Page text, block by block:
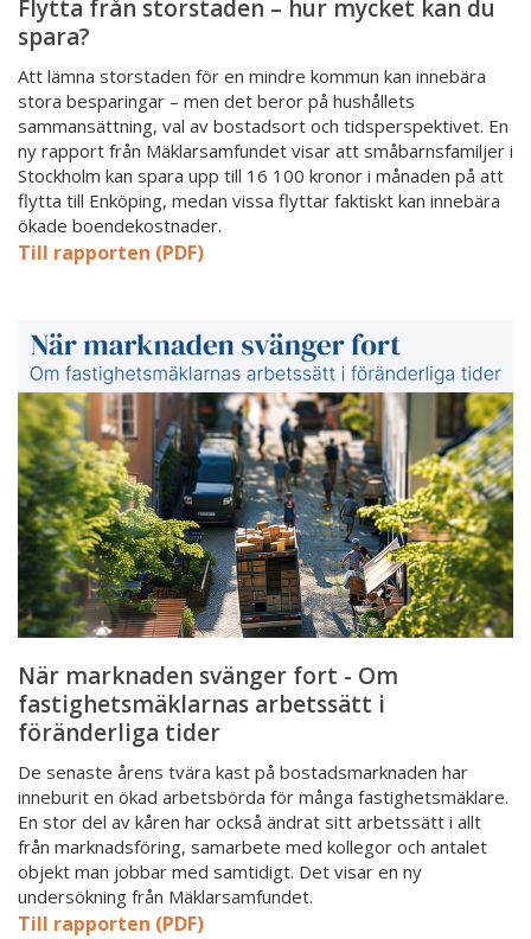
Flytta från storstaden – hur mycket kan du
spara?
Att lämna storstaden för en mindre kommun kan innebära
stora besparingar – men det beror på hushållets
sammansättning, val av bostadsort och tidsperspektivet. En
ny rapport från Mäklarsamfundet visar att småbarnsfamiljer i
Stockholm kan spara upp till 16 100 kronor i månaden på att
flytta till Enköping, medan vissa flyttar faktiskt kan innebära
ökade boendekostnader.
Till rapporten (PDF)
marknaden
svänger
fort
Om
fastighetsmäklarnas
arbetssätt
föränderliga
När marknaden svänger fort - Om
fastighetsmäklarnas arbetssätt i
föränderliga tider
De senaste årens tvära kast på bostadsmarknaden har
inneburit en ökad arbetsbörda för många fastighetsmäklare.
En stor del av kåren har också ändrat sitt arbetssätt i allt
från marknadsföring, samarbete med kollegor och antalet
objekt man jobbar med samtidigt. Det visar en ny
undersökning från Mäklarsamfundet.
Till rapporten (PDF)